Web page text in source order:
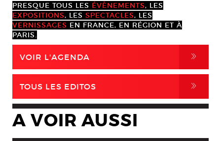
PRESQUE TOUS LES ÉVÈNEMENTS, LES
EXPOSITIONS, LES SPECTACLES, LES
VERNISSAGES EN FRANCE, EN RÉGION ET À
PARIS.
VOIR L'AGENDA ,
TOUS LES EDITOS ,
A VOIR AUSSI